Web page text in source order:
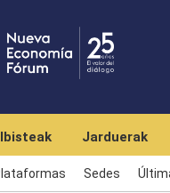
Jarduerak
Sedes